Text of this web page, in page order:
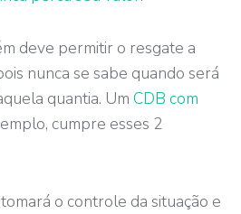
deve permitir o resgate a
nunca se sabe quando será
quantia. Um CDB com
cumpre esses 2
o controle da situação e